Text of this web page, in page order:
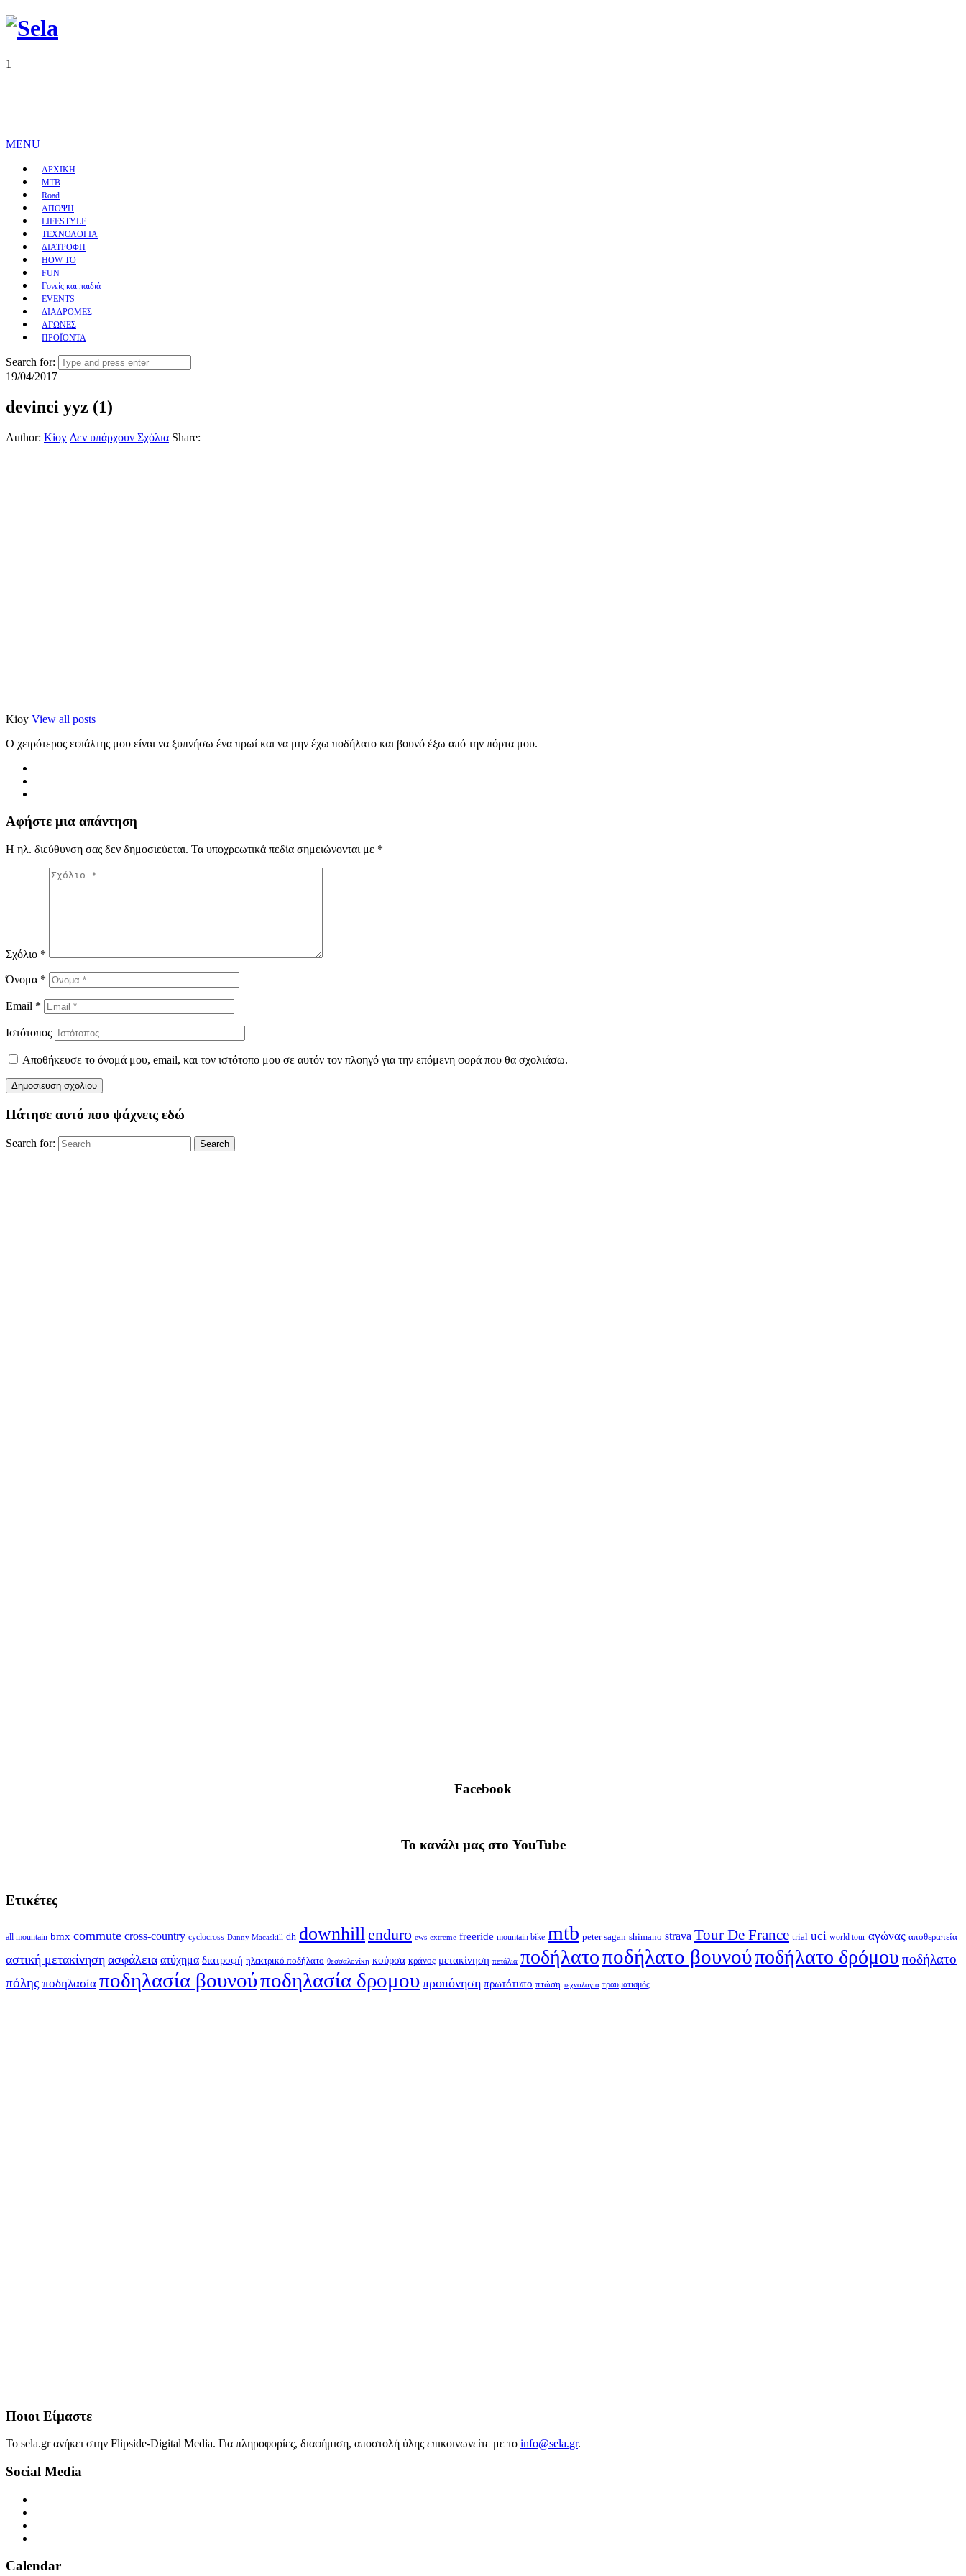
1
MENU
ΑΡΧΙΚΗ
MTB
Road
ΑΠΟΨΗ
LIFESTYLE
ΤΕΧΝΟΛΟΓΙΑ
ΔΙΑΤΡΟΦΗ
HOW TO
FUN
Γονείς και παιδιά
EVENTS
ΔΙΑΔΡΟΜΕΣ
ΑΓΩΝΕΣ
ΠΡΟΪΟΝΤΑ
Search for:
19/04/2017
devinci yyz (1)
Author: Kioy Δεν υπάρχουν Σχόλια Share:
Kioy View all posts
Ο χειρότερος εφιάλτης μου είναι να ξυπνήσω ένα πρωί και να μην έχω ποδήλατο και βουνό έξω από την πόρτα μου.
Αφήστε μια απάντηση
Η ηλ. διεύθυνση σας δεν δημοσιεύεται. Τα υποχρεωτικά πεδία σημειώνονται με *
Σχόλιο *
Όνομα *
Email *
Ιστότοπος
Αποθήκευσε το όνομά μου, email, και τον ιστότοπο μου σε αυτόν τον πλοηγό για την επόμενη φορά που θα σχολιάσω.
Πάτησε αυτό που ψάχνεις εδώ
Search for: Search
Facebook
To κανάλι μας στο YouTube
Ετικέτες
all mountain bmx commute cross-country cyclocross Danny Macaskill dh downhillenduro ews extreme freeride mountain bike mtb peter sagan shimano strava Tour De France trial uci world tour αγώνας αποθεραπεία
αστική μετακίνηση ασφάλεια ατύχημα διατροφή ηλεκτρικό ποδήλατο θεσσαλονίκη κούρσα κράνος μετακίνηση πετάλια ποδήλατοποδήλατο βουνούποδήλατο δρόμου ποδήλατο
πόλης ποδηλασία ποδηλασία βουνούποδηλασία δρομου προπόνηση πρωτότυπο πτώση τεχνολογία τραυματισμός
Ποιοι Είμαστε
Το sela.gr ανήκει στην Flipside-Digital Media. Για πληροφορίες, διαφήμιση, αποστολή ύλης επικοινωνείτε με το info@sela.gr.
Social Media
Calendar